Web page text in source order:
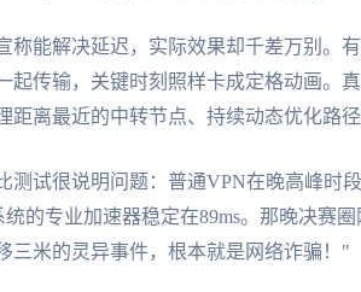
称能解决延迟，实际效果却千差万别。
起传输，关键时刻照样卡成定格动画。
距离最近的中转节点、持续动态优化路径
测试很说明问题：普通VPN在晚高峰时
统的专业加速器稳定在89ms。那晚决赛
三米的灵异事件，根本就是网络诈骗！"